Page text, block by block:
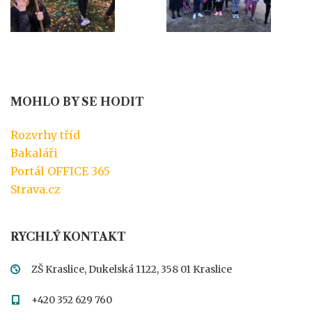
MOHLO BY SE HODIT
Rozvrhy tříd
Bakaláři
Portál OFFICE 365
Strava.cz
RYCHLÝ KONTAKT
ZŠ Kraslice, Dukelská 1122, 358 01 Kraslice
+420 352 629 760